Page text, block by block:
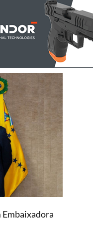
Embaixadora